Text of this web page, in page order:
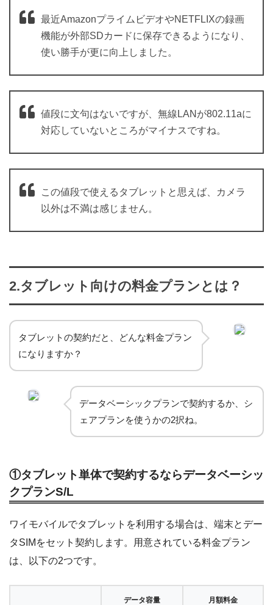
最近AmazonプライムビデオやNETFLIXの録画
機能が外部SDカードに保存できるようになり、
使い勝手が更に向上しました。
値段に文句はないですが、無線LANが802.11aに
対応していないところがマイナスですね。
この値段で使えるタブレットと思えば、カメラ
以外は不満は感じません。
2.タブレット向けの料金プランとは？
タブレットの契約だと、どんな料金プラン
になりますか？
データベーシックプランで契約するか、シ
ェアプランを使うかの2択ね。
①タブレット単体で契約するならデータベーシッ
クプランS/L
ワイモバイルでタブレットを利用する場合は、端末とデー
タSIMをセット契約します。用意されている料金プラン
は、以下の2つです。
データ容量 月額料金